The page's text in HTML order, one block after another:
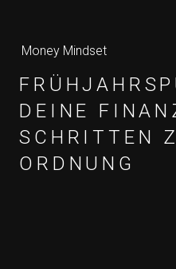
Money Mindset
DEINE
SCHRITTEN
ORDNUNG